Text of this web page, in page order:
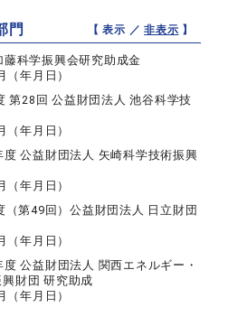
門 【 表示 ／非表示 】
藤科学振興会研究助成金
（年月日）
第28回 公益財団法人 池谷科学技
（年月日）
度 公益財団法人 矢崎科学技術振興
（年月日）
（第49回）公益財団法人 日立財団
（年月日）
度 公益財団法人 関西エネルギー・
財団 研究助成
（年月日）